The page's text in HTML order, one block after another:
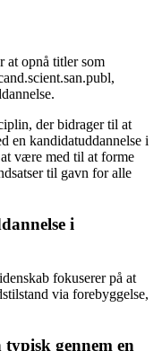
at opnå titler som
der bidrager til at
en kandidatuddannelse i
være med til at forme
til gavn for alle
i
fokuserer på at
via forebyggelse,
gennem en